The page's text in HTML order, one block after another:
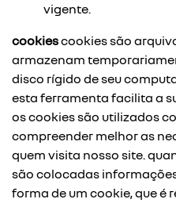
vigente.
cookiescookies são
armazenam
disco rígido de seu
esta ferramenta facilita a
os cookies são utilizados
compreender melhor as
quem visita nosso site.
são colocadas
forma de um cookie, que é